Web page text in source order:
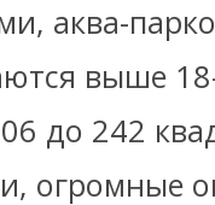
аква-
выше
до 242
огромные